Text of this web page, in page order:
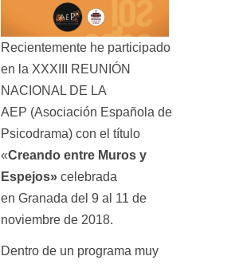
Recientemente he participado
en la XXXIII REUNIÓN
NACIONAL DE LA
AEP (Asociación Española de
Psicodrama) con el título
«Creando entre Muros y
Espejos» celebrada
en Granada del 9 al 11 de
noviembre de 2018.
Dentro de un programa muy